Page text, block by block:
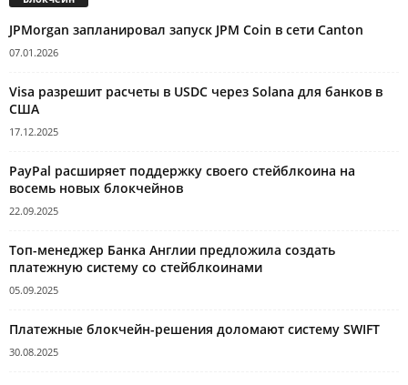
JPMorgan запланировал запуск JPM Coin в сети Canton
07.01.2026
Visa разрешит расчеты в USDC через Solana для банков в
США
17.12.2025
PayPal расширяет поддержку своего стейблкоина на
восемь новых блокчейнов
22.09.2025
Топ-менеджер Банка Англии предложила создать
платежную систему со стейблкоинами
05.09.2025
Платежные блокчейн-решения доломают систему SWIFT
30.08.2025